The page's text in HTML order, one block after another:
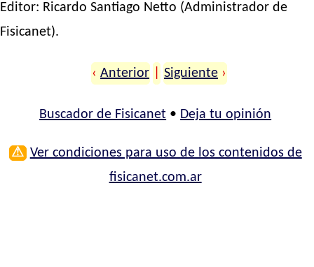
Editor: Ricardo Santiago Netto (Administrador de
Fisicanet).
‹ Anterior Siguiente ›
Buscador de Fisicanet • Deja tu opinión
⚠ Ver condiciones para uso de los contenidos de
fisicanet.com.ar